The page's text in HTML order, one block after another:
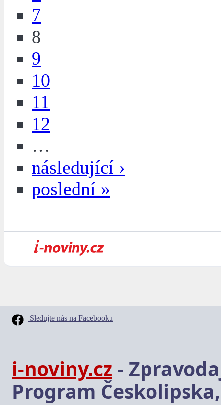
7
8
9
10
11
12
…
následující ›
poslední »
Sledujte nás na Facebooku
i-noviny.cz -
Program